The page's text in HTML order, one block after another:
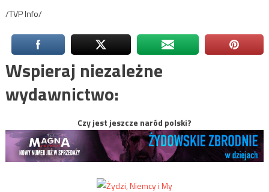
/TVP Info/
Wspieraj niezależne
wydawnictwo:
Czy jest jeszcze naród polski?